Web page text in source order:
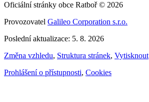
Oficiální stránky obce Ratboř © 2026
Provozovatel Galileo Corporation s.r.o.
Poslední aktualizace: 5. 8. 2026
Změna vzhledu, Struktura stránek, Vytisknout
Prohlášení o přístupnosti, Cookies